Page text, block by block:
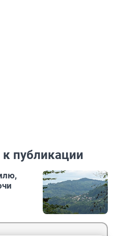
публикации